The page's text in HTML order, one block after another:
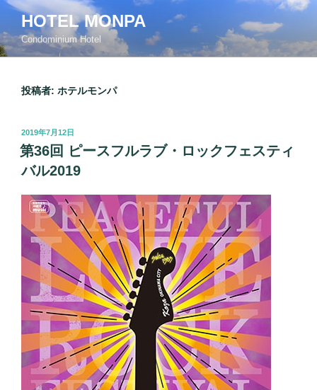
コ
テ
ン
HOTEL MONPA
Condominium Hotel
投稿者: ホテルモンパ
投
稿
日:
2019年7月12日
第36回 ピースフルラブ・ロックフェスティ
バル2019